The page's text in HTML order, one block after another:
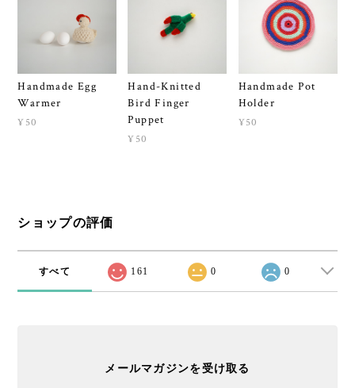
Handmade Egg
Warmer
¥50
Hand-Knitted
Bird Finger
Puppet
¥50
Handmade Pot
Holder
¥50
ショップの評価
すべて 161 0 0
メールマガジンを受け取る